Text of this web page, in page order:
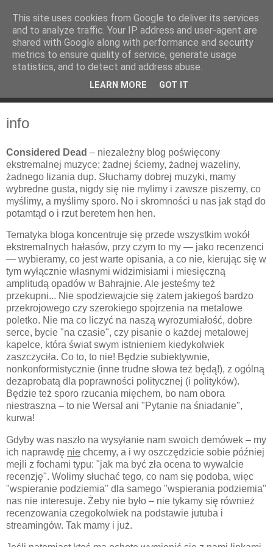
info
Considered Dead – niezależny blog poświęcony
ekstremalnej muzyce; żadnej ściemy, żadnej wazeliny,
żadnego lizania dup. Słuchamy dobrej muzyki, mamy
wybredne gusta, nigdy się nie mylimy i zawsze piszemy, co
myślimy, a myślimy sporo. No i skromności u nas jak stąd do
potamtąd o i rzut beretem hen hen.
Tematyka bloga koncentruje się przede wszystkim wokół
ekstremalnych hałasów, przy czym to my — jako recenzenci
— wybieramy, co jest warte opisania, a co nie, kierując się w
tym wyłącznie własnymi widzimisiami i miesięczną
amplitudą opadów w Bahrajnie. Ale jesteśmy też
przekupni... Nie spodziewajcie się zatem jakiegoś bardzo
przekrojowego czy szerokiego spojrzenia na metalowe
poletko. Nie ma co liczyć na naszą wyrozumiałość, dobre
serce, bycie "na czasie", czy pisanie o każdej metalowej
kapelce, która świat swym istnieniem kiedykolwiek
zaszczyciła. Co to, to nie! Będzie subiektywnie,
nonkonformistycznie (inne trudne słowa też będą!), z ogólną
dezaprobatą dla poprawności politycznej (i polityków).
Będzie też sporo rzucania mięchem, bo nam obora
niestraszna – to nie Wersal ani "Pytanie na śniadanie",
kurwa!
Gdyby was naszło na wysyłanie nam swoich demówek – my
ich naprawdę nie chcemy, a i wy oszczędzicie sobie później
mejli z fochami typu: "jak ma być zła ocena to wywalcie
recenzję". Wolimy słuchać tego, co nam się podoba, więc
"wspieranie podziemia" dla samego "wspierania podziemia"
nas nie interesuje. Żeby nie było – nie tykamy się również
recenzowania czegokolwiek na podstawie jutuba i
streamingów. Tak mamy i już.
This site uses cookies from Google to deliver its services
and to analyze traffic. Your IP address and user-agent are
shared with Google along with performance and security
metrics to ensure quality of service, generate usage
statistics, and to detect and address abuse.
LEARN MORE GOT IT